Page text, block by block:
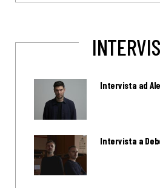
Intervista ad
Intervista a